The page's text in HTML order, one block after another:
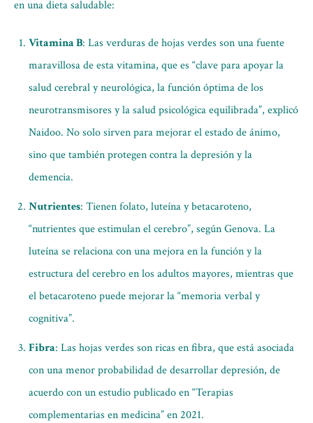
en una dieta saludable:
Vitamina B: Las verduras de hojas verdes son una fuente
maravillosa de esta vitamina, que es “clave para apoyar la
salud cerebral y neurológica, la función óptima de los
neurotransmisores y la salud psicológica equilibrada”, explicó
Naidoo. No solo sirven para mejorar el estado de ánimo,
sino que también protegen contra la depresión y la
demencia.
Nutrientes: Tienen folato, luteína y betacaroteno,
“nutrientes que estimulan el cerebro”, según Genova. La
luteína se relaciona con una mejora en la función y la
estructura del cerebro en los adultos mayores, mientras que
el betacaroteno puede mejorar la “memoria verbal y
cognitiva”.
Fibra: Las hojas verdes son ricas en fibra, que está asociada
con una menor probabilidad de desarrollar depresión, de
acuerdo con un estudio publicado en “Terapias
complementarias en medicina” en 2021.